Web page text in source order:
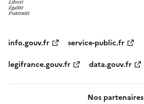
info.gouv.fr
service-public.fr
legifrance.gouv.fr
data.gouv.fr
Nos partenaires